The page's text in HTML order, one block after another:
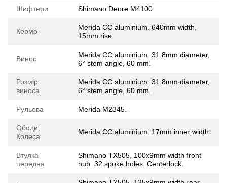
Шифтери Shimano Deore M4100.
Кермо
Merida CC aluminium. 640mm width,
15mm rise.
Винос
Merida CC aluminium. 31.8mm diameter,
6° stem angle, 60 mm.
Розмір
виноса
Merida CC aluminium. 31.8mm diameter,
6° stem angle, 60 mm.
Рульова Merida M2345.
Ободи,
Колеса
Merida CC aluminium. 17mm inner width.
Втулка
передня
Shimano TX505, 100x9mm width front
hub. 32 spoke holes. Centerlock.